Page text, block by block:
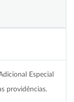
Especial
providências.